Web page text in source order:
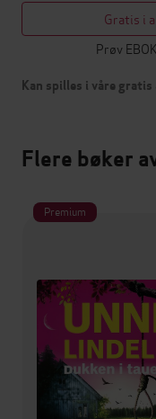
Gratis i
Prøv
Kan spilles i våre
Flere bøker
Premium